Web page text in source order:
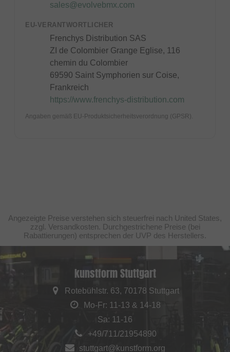
sales@evolvebmx.com
EU-VERANTWORTLICHER
Frenchys Distribution SAS
ZI de Colombier Grange Eglise, 116
chemin du Colombier
69590 Saint Symphorien sur Coise,
Frankreich
https://www.frenchys-distribution.com
Angaben gemäß EU-Produktsicherheitsverordnung (GPSR).
Angezeigte Preise verstehen sich steuerfrei nach United States,
zzgl. Versandkosten. Durchgestrichene Preise (bei
Rabattierungen) entsprechen der UVP des Herstellers.
kunstform Stuttgart
Rotebühlstr. 63, 70178 Stuttgart
Mo-Fr: 11-13 & 14-18
Sa: 11-16
+49/711/21954890
stuttgart@kunstform.org